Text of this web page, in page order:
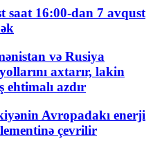
saat 16:00-dan 7 avqust
və Rusiya
axtarır, lakin
ehtimalı azdır
Avropadakı enerji
çevrilir